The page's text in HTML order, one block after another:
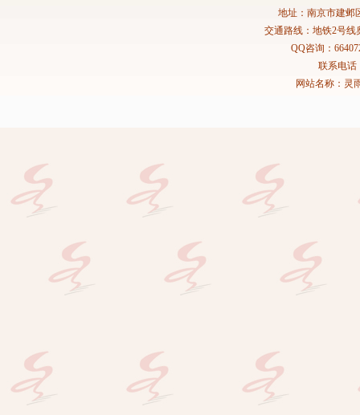
地址：南京市建邺
交通路线：地铁2号线
QQ咨询：
联系电话
网站名称：灵